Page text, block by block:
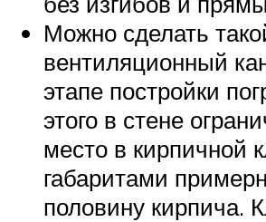
Можно сделать
вентиляционный
этапе постройки
этого в стене
место в кирпичной
габаритами
половину кирпича.